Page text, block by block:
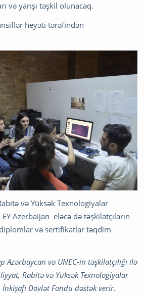
və yarışı təşkil olunacaq.
heyəti tərəfindən
və Yüksək Texnologiyalar
Azerbaijan eləcə də təşkilatçıların
və sertifikatlar təqdim
və UNEC-in təşkilatçılığı ilə
Rabitə və Yüksək Texnologiyalar
Dövlət Fondu dəstək verir.